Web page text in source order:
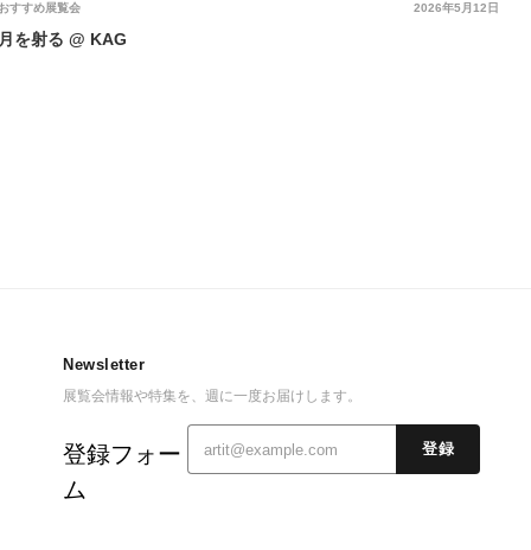
2026年5月12日
おすすめ展覧会
月を射る @ KAG
Newsletter
展覧会情報や特集を、週に一度お届けします。
登録フォー
ム
登録